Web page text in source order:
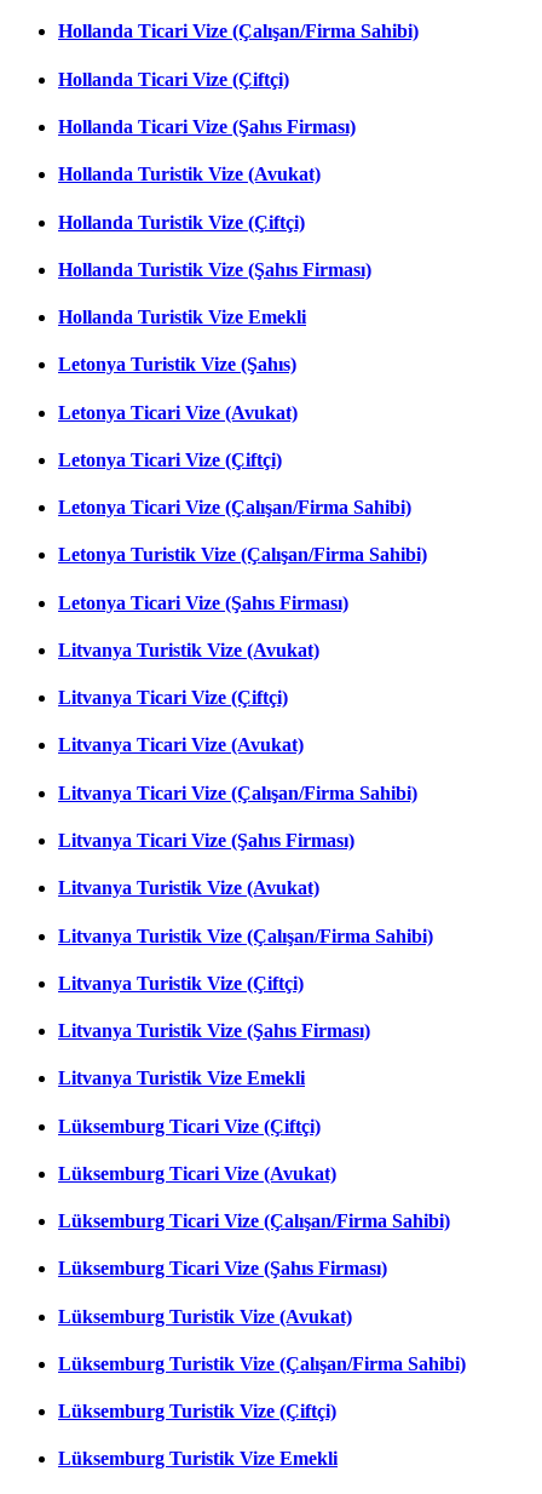
Hollanda Ticari Vize (Çalışan/Firma Sahibi)
Hollanda Ticari Vize (Çiftçi)
Hollanda Ticari Vize (Şahıs Firması)
Hollanda Turistik Vize (Avukat)
Hollanda Turistik Vize (Çiftçi)
Hollanda Turistik Vize (Şahıs Firması)
Hollanda Turistik Vize Emekli
Letonya Turistik Vize (Şahıs)
Letonya Ticari Vize (Avukat)
Letonya Ticari Vize (Çiftçi)
Letonya Ticari Vize (Çalışan/Firma Sahibi)
Letonya Turistik Vize (Çalışan/Firma Sahibi)
Letonya Ticari Vize (Şahıs Firması)
Litvanya Turistik Vize (Avukat)
Litvanya Ticari Vize (Çiftçi)
Litvanya Ticari Vize (Avukat)
Litvanya Ticari Vize (Çalışan/Firma Sahibi)
Litvanya Ticari Vize (Şahıs Firması)
Litvanya Turistik Vize (Avukat)
Litvanya Turistik Vize (Çalışan/Firma Sahibi)
Litvanya Turistik Vize (Çiftçi)
Litvanya Turistik Vize (Şahıs Firması)
Litvanya Turistik Vize Emekli
Lüksemburg Ticari Vize (Çiftçi)
Lüksemburg Ticari Vize (Avukat)
Lüksemburg Ticari Vize (Çalışan/Firma Sahibi)
Lüksemburg Ticari Vize (Şahıs Firması)
Lüksemburg Turistik Vize (Avukat)
Lüksemburg Turistik Vize (Çalışan/Firma Sahibi)
Lüksemburg Turistik Vize (Çiftçi)
Lüksemburg Turistik Vize Emekli